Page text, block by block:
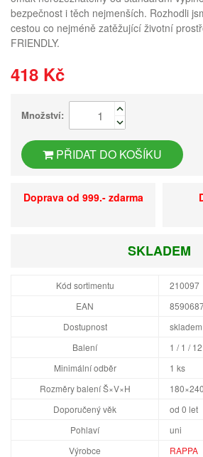
bezpečnost i těch nejmenších. Rozhodli
cestou co nejméně zatěžující životní
FRIENDLY.
418 Kč
Množství:
PŘIDAT DO KOŠÍKU
Doprava od 999.- zdarma
SKLADEM
Kód sortimentu
210097
EAN
Dostupnost
Balení
1 / 1 / 12
Minimální odběr
1 ks
Rozměry balení Š×V×H
Doporučený věk
od 0 let
Pohlaví
uni
Výrobce
RAPPA